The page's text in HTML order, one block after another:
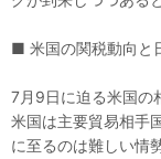
■ 米国の関税動向と
7月9日に迫る米国の
米国は主要貿易相手
に至るのは難しい情